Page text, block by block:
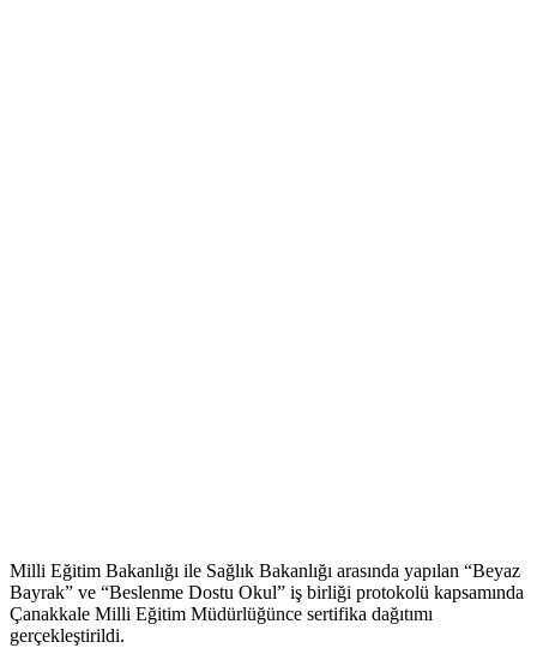
Milli Eğitim Bakanlığı ile Sağlık Bakanlığı arasında yapılan “Beyaz
Bayrak” ve “Beslenme Dostu Okul” iş birliği protokolü kapsamında
Çanakkale Milli Eğitim Müdürlüğünce sertifika dağıtımı
gerçekleştirildi.